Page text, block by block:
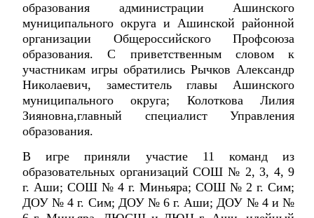
образования администрации Ашинского
муниципального округа и Ашинской районной
организации Общероссийского Профсоюза
образования. С приветственным словом к
участникам игры обратились Рычков Александр
Николаевич, заместитель главы Ашинского
муниципального округа; Колоткова Лилия
Зияновна,главный специалист Управления
образования.
В игре приняли участие 11 команд из
образовательных организаций СОШ № 2, 3, 4, 9
г. Аши; СОШ № 4 г. Миньяра; СОШ № 2 г. Сим;
ДОУ № 4 г. Сим; ДОУ № 6 г. Аши; ДОУ № 4 и №